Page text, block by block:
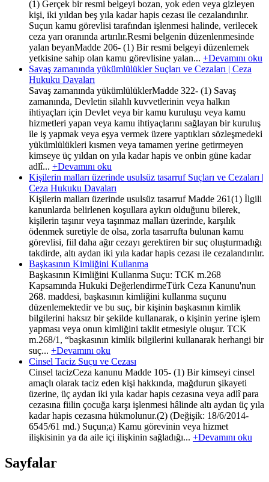
(1) Gerçek bir resmi belgeyi bozan, yok eden veya gizleyen
kişi, iki yıldan beş yıla kadar hapis cezası ile cezalandırılır.
Suçun kamu görevlisi tarafından işlenmesi halinde, verilecek
ceza yarı oranında artırılır.Resmi belgenin düzenlenmesinde
yalan beyanMadde 206- (1) Bir resmi belgeyi düzenlemek
yetkisine sahip olan kamu görevlisine yalan... +Devamını oku
Savaş zamanında yükümlülükler Suçları ve Cezaları | Ceza
Hukuku Davaları
Savaş zamanında yükümlülüklerMadde 322- (1) Savaş
zamanında, Devletin silahlı kuvvetlerinin veya halkın
ihtiyaçları için Devlet veya bir kamu kuruluşu veya kamu
hizmetleri yapan veya kamu ihtiyaçlarını sağlayan bir kuruluş
ile iş yapmak veya eşya vermek üzere yaptıkları sözleşmedeki
yükümlülükleri kısmen veya tamamen yerine getirmeyen
kimseye üç yıldan on yıla kadar hapis ve onbin güne kadar
adlî... +Devamını oku
Kişilerin malları üzerinde usulsüz tasarruf Suçları ve Cezaları |
Ceza Hukuku Davaları
Kişilerin malları üzerinde usulsüz tasarruf Madde 261(1) İlgili
kanunlarda belirlenen koşullara aykırı olduğunu bilerek,
kişilerin taşınır veya taşınmaz malları üzerinde, karşılık
ödenmek suretiyle de olsa, zorla tasarrufta bulunan kamu
görevlisi, fiil daha ağır cezayı gerektiren bir suç oluşturmadığı
takdirde, altı aydan iki yıla kadar hapis cezası ile cezalandırılır.
Başkasının Kimliğini Kullanma
Başkasının Kimliğini Kullanma Suçu: TCK m.268
Kapsamında Hukuki DeğerlendirmeTürk Ceza Kanunu'nun
268. maddesi, başkasının kimliğini kullanma suçunu
düzenlemektedir ve bu suç, bir kişinin başkasının kimlik
bilgilerini haksız bir şekilde kullanarak, o kişinin yerine işlem
yapması veya onun kimliğini taklit etmesiyle oluşur. TCK
m.268/1, “başkasının kimlik bilgilerini kullanarak herhangi bir
suç... +Devamını oku
Cinsel Taciz Suçu ve Cezası
Cinsel tacizCeza kanunu Madde 105- (1) Bir kimseyi cinsel
amaçlı olarak taciz eden kişi hakkında, mağdurun şikayeti
üzerine, üç aydan iki yıla kadar hapis cezasına veya adlî para
cezasına fiilin çocuğa karşı işlenmesi hâlinde altı aydan üç yıla
kadar hapis cezasına hükmolunur.(2) (Değişik: 18/6/2014-
6545/61 md.) Suçun;a) Kamu görevinin veya hizmet
ilişkisinin ya da aile içi ilişkinin sağladığı... +Devamını oku
Sayfalar